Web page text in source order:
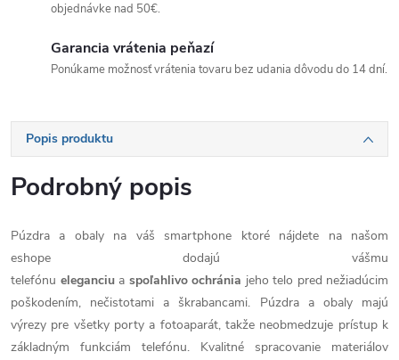
objednávke nad 50€.
Garancia vrátenia peňazí
Ponúkame možnosť vrátenia tovaru bez udania dôvodu do 14 dní.
Popis produktu
Podrobný popis
Púzdra a obaly na váš smartphone ktoré nájdete na našom
eshope dodajú vášmu
telefónu eleganciu a spoľahlivo ochránia jeho telo pred nežiadúcim
poškodením, nečistotami a škrabancami. Púzdra a obaly majú
výrezy pre všetky porty a fotoaparát, takže neobmedzuje prístup k
základným funkciám telefónu. Kvalitné spracovanie materiálov